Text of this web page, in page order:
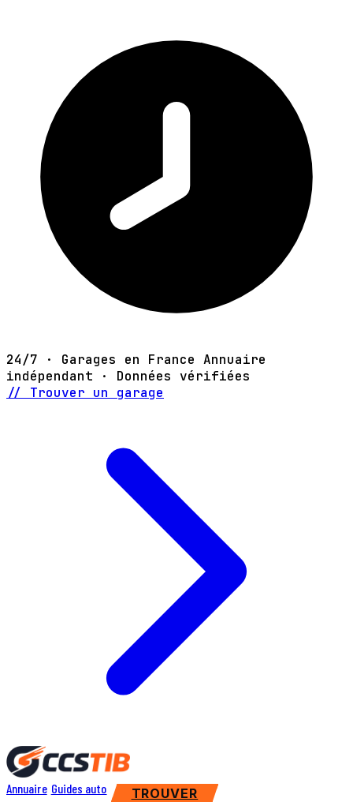
24/7 · Garages en France Annuaire
indépendant · Données vérifiées
// Trouver un garage
Annuaire Guides auto TROUVER